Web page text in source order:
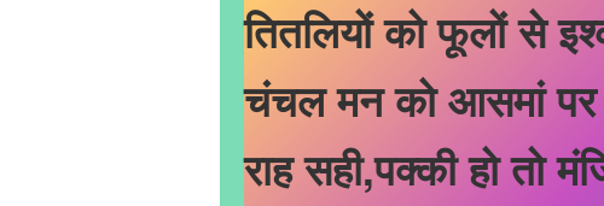
तितलियों को फूलों से
चंचल मन को आसमां
राह सही,पक्की हो तो